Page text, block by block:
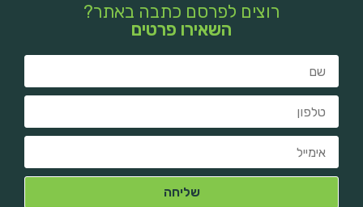
רוצים לפרסם כתבה באתר?
השאירו פרטים